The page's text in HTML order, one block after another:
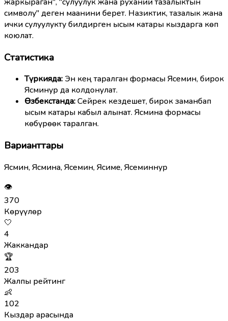
символу" деген маанини берет. Назиктик, тазалык жана
ички сулуулукту билдирген ысым катары кыздарга көп
коюлат.
Статистика
Түркияда: Эн кең таралган формасы Ясемин, бирок
Ясминур да колдонулат.
Өзбекстанда:Сейрек кездешет, бирок заманбап
ысым катары кабыл алынат. Ясмина формасы
көбүрөөк таралган.
Варианттары
Ясмин, Ясмина, Ясемин, Ясиме, Ясеминнур
👁
370
Көрүүлөр
🤍
4
Жаккандар
🏆
203
Жалпы рейтинг
👶
102
Кыздар арасында